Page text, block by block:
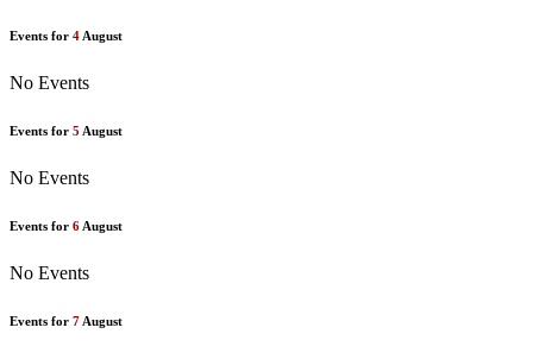
Events for 4 August
No Events
Events for 5 August
No Events
Events for 6 August
No Events
Events for 7 August